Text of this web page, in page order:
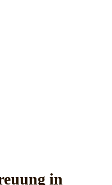
in